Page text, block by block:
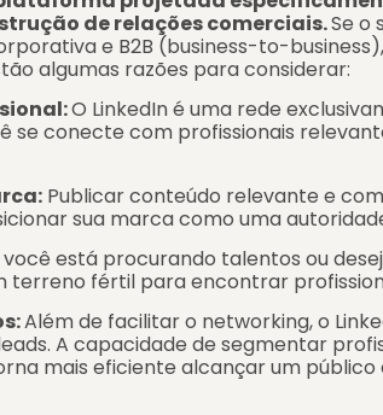
de relações comerciais.Se o
e B2B (business-to-
algumas razões para considerar:
O LinkedIn é uma rede
se conecte com profissionais
Publicar conteúdo relevante e
sua marca como uma
você está procurando talentos ou
terreno fértil para encontrar
Além de facilitar o networking, o
A capacidade de segmentar
mais eficiente alcançar um